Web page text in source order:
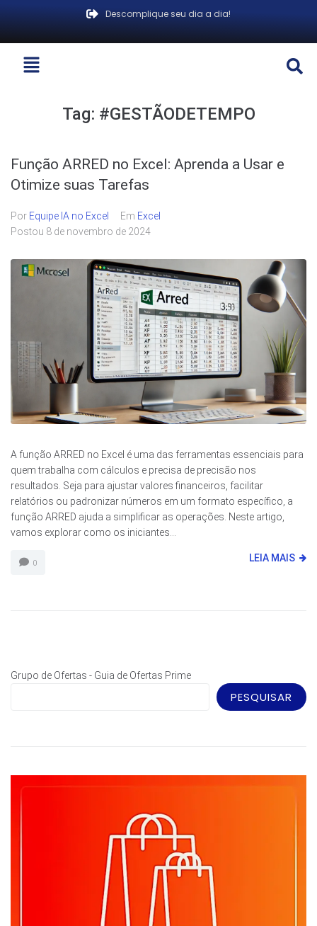
Descomplique seu dia a dia!
Tag: #GESTÃODETEMPO
Função ARRED no Excel: Aprenda a Usar e
Otimize suas Tarefas
Por Equipe IA no Excel Em Excel
Postou 8 de novembro de 2024
A função ARRED no Excel é uma das ferramentas essenciais para
quem trabalha com cálculos e precisa de precisão nos
resultados. Seja para ajustar valores financeiros, facilitar
relatórios ou padronizar números em um formato específico, a
função ARRED ajuda a simplificar as operações. Neste artigo,
vamos explorar como os iniciantes...
0 LEIA MAIS
Grupo de Ofertas - Guia de Ofertas Prime
PESQUISAR